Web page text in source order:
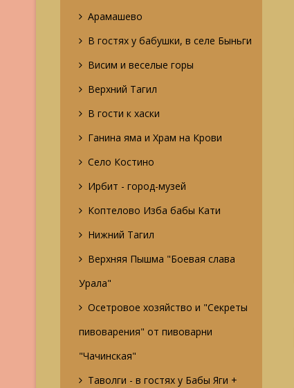
Арамашево
В гостях у бабушки, в селе Быньги
Висим и веселые горы
Верхний Тагил
В гости к хаски
Ганина яма и Храм на Крови
Село Костино
Ирбит - город-музей
Коптелово Изба бабы Кати
Нижний Тагил
Верхняя Пышма "Боевая слава
Урала"
Осетровое хозяйство и "Секреты
пивоварения" от пивоварни
"Чачинская"
Таволги - в гостях у Бабы Яги +